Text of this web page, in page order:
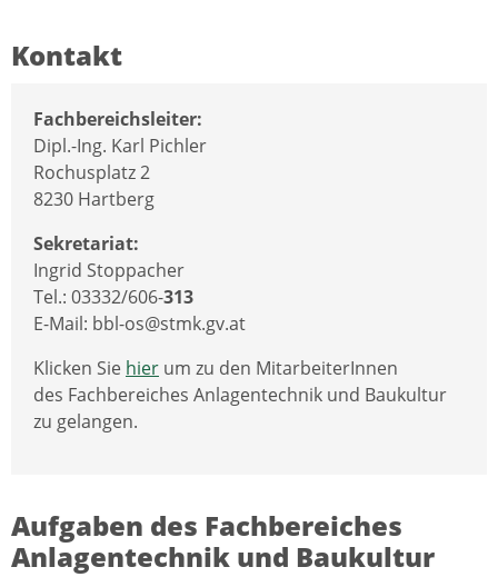
Kontakt
Fachbereichsleiter:
Dipl.-Ing. Karl Pichler
Rochusplatz 2
8230 Hartberg
Sekretariat:
Ingrid Stoppacher
Tel.: 03332/606-313
E-Mail: bbl-os@stmk.gv.at
Klicken Sie hier um zu den MitarbeiterInnen
des Fachbereiches Anlagentechnik und Baukultur
zu gelangen.
Aufgaben des Fachbereiches
Anlagentechnik und Baukultur